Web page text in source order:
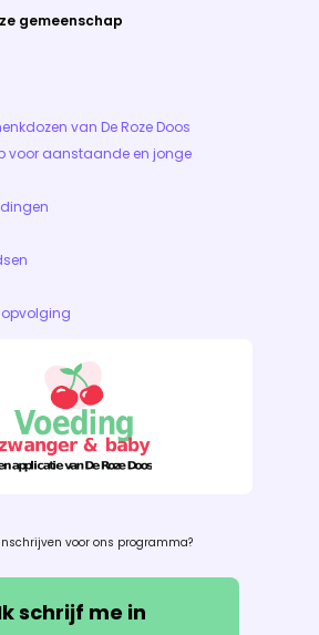
gemeenschap
van De Roze Doos
voor aanstaande en jonge
voor ons programma?
schrijf me in